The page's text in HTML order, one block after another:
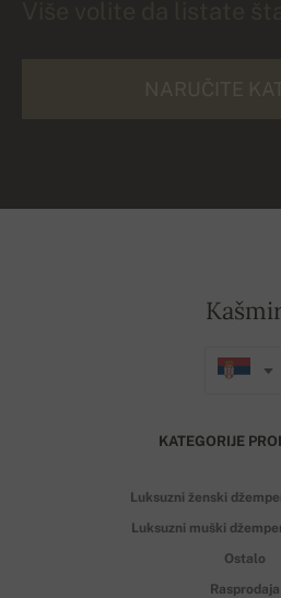
KATEGORIJE
Luksuzni ženski
Luksuzni muški
Ostalo
Rasprodaja